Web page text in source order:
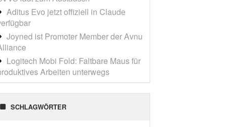
Aditus Evo jetzt offiziell in Claude
Joyned ist Promoter Member der Avnu
Logitech Mobi Fold: Faltbare Maus für
Arbeiten unterwegs
SCHLAGWÖRTER